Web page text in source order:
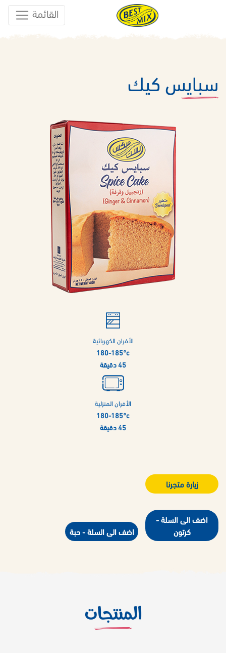
القائمة
سبايس كيك
الأفران الكهربائية
180-185°c
45 دقيقة
الأفران المنزلية
180-185°c
45 دقيقة
زيارة متجرنا
اضف الى السلة -
كرتون
اضف الى السلة - حبة
المنتجات